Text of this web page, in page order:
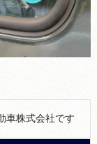
車株式会社です